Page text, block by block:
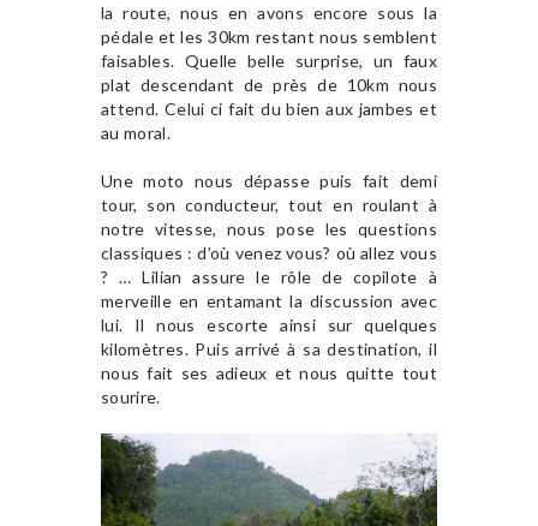
la route, nous en avons encore sous la
pédale et les 30km restant nous semblent
faisables. Quelle belle surprise, un faux
plat descendant de près de 10km nous
attend. Celui ci fait du bien aux jambes et
au moral.
Une moto nous dépasse puis fait demi
tour, son conducteur, tout en roulant à
notre vitesse, nous pose les questions
classiques : d’où venez vous? où allez vous
? … Lilian assure le rôle de copilote à
merveille en entamant la discussion avec
lui. Il nous escorte ainsi sur quelques
kilomètres. Puis arrivé à sa destination, il
nous fait ses adieux et nous quitte tout
sourire.